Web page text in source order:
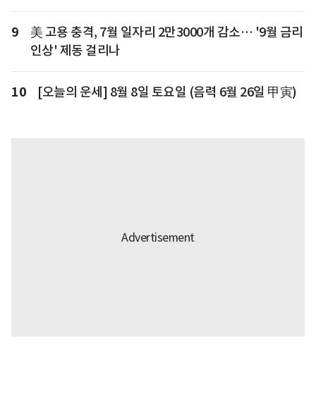
9
美 고용 충격, 7월 일자리 2만3000개 감소… '9월 금리
인상' 제동 걸리나
10 [오늘의 운세] 8월 8일 토요일 (음력 6월 26일 甲寅)